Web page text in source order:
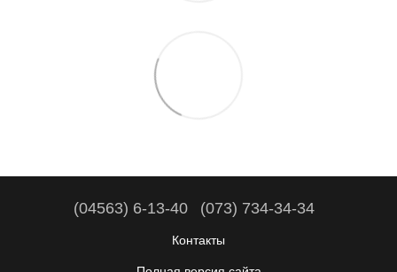
(04563) 6-13-40 (073) 734-34-34
Контакты